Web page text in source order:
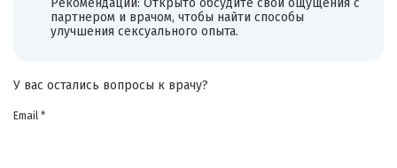
партнером и врачом, чтобы найти способы
улучшения сексуального опыта.
У вас остались вопросы к врачу?
Email *